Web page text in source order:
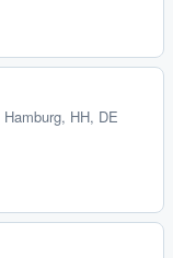
Hamburg, HH, DE